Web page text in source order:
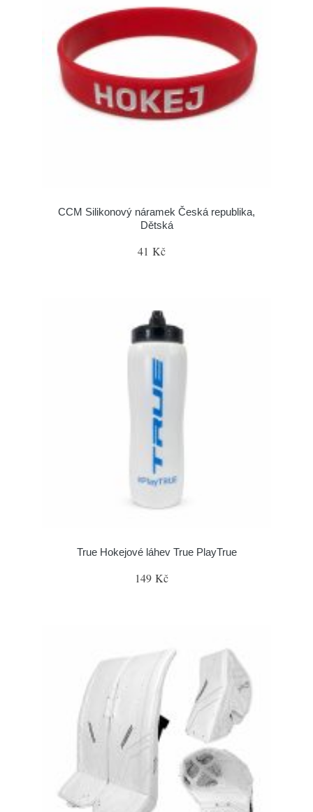
CCM Silikonový náramek Česká republika,
Dětská
41 Kč
True Hokejové láhev True PlayTrue
149 Kč